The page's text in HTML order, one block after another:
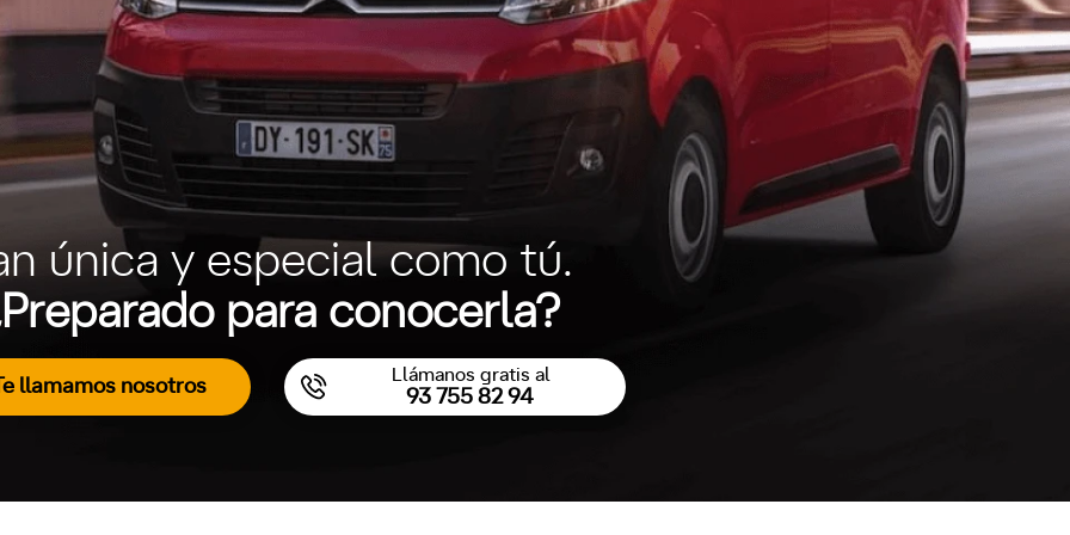
única y especial como tú.
para conocerla?
llamamos nosotros
Llámanos gratis al
93 755 82 94